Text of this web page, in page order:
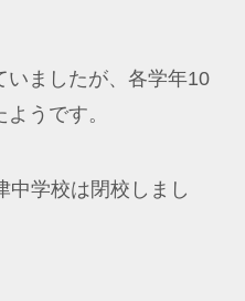
いましたが、各学年10
うです。
中学校は閉校しまし